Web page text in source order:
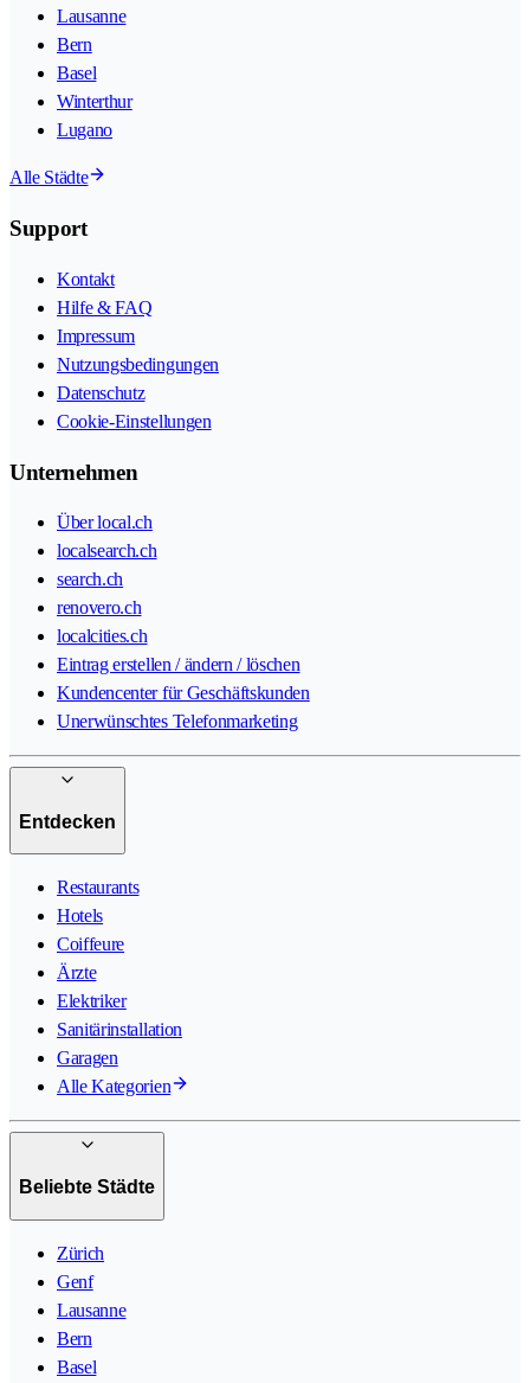
Lausanne
Bern
Basel
Winterthur
Lugano
Alle Städte
Support
Kontakt
Hilfe & FAQ
Impressum
Nutzungsbedingungen
Datenschutz
Cookie-Einstellungen
Unternehmen
Über local.ch
localsearch.ch
search.ch
renovero.ch
localcities.ch
Eintrag erstellen / ändern / löschen
Kundencenter für Geschäftskunden
Unerwünschtes Telefonmarketing
Entdecken
Restaurants
Hotels
Coiffeure
Ärzte
Elektriker
Sanitärinstallation
Garagen
Alle Kategorien
Beliebte Städte
Zürich
Genf
Lausanne
Bern
Basel